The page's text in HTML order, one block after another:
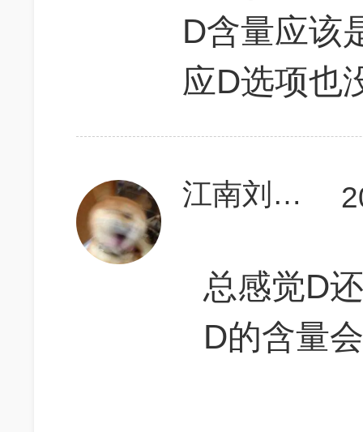
D含量应该
应D选项也
江南刘德华
总感觉D
D的含量